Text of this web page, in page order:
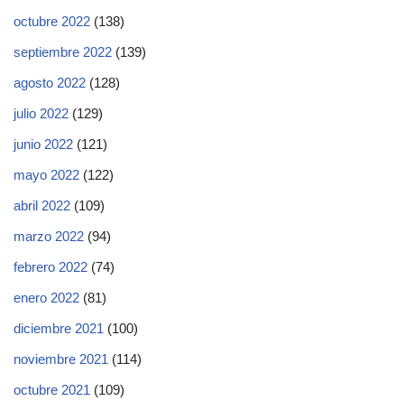
octubre 2022 (138)
septiembre 2022 (139)
agosto 2022 (128)
julio 2022 (129)
junio 2022 (121)
mayo 2022 (122)
abril 2022 (109)
marzo 2022 (94)
febrero 2022 (74)
enero 2022 (81)
diciembre 2021 (100)
noviembre 2021 (114)
octubre 2021 (109)